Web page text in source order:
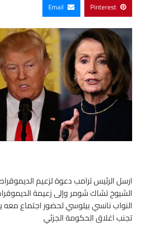
Pinterest
Email
ارسل الرئيس ترامب دعوة لزعيم
الشيوخ تشاك شومر وإلى زعيمة
النواب نانسي بيلوسي لحضور اجتماع
تجنب اغلاق الحكومة الجزئي